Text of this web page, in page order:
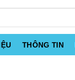
THÔNG TIN